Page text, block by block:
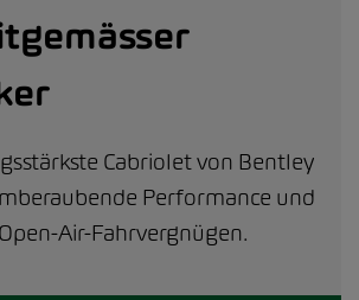
Cabriolet von Bentley
Performance und
Air-Fahrvergnügen.